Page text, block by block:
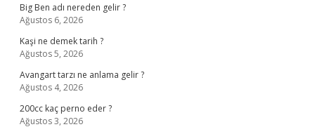
Big Ben adı nereden gelir ?
Ağustos 6, 2026
Kaşi ne demek tarih ?
Ağustos 5, 2026
Avangart tarzı ne anlama gelir ?
Ağustos 4, 2026
200cc kaç perno eder ?
Ağustos 3, 2026